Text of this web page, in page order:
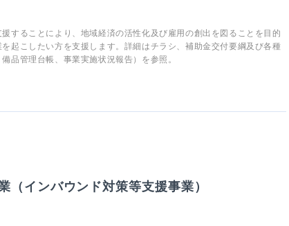
することにより、地域経済の活性化及び雇用の創出を図ることを目的
起こしたい方を支援します。詳細はチラシ、補助金交付要綱及び各種
品管理台帳、事業実施状況報告）を参照。
（インバウンド対策等支援事業）